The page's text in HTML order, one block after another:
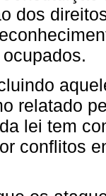
dos
relatado
lei tem
conflitos